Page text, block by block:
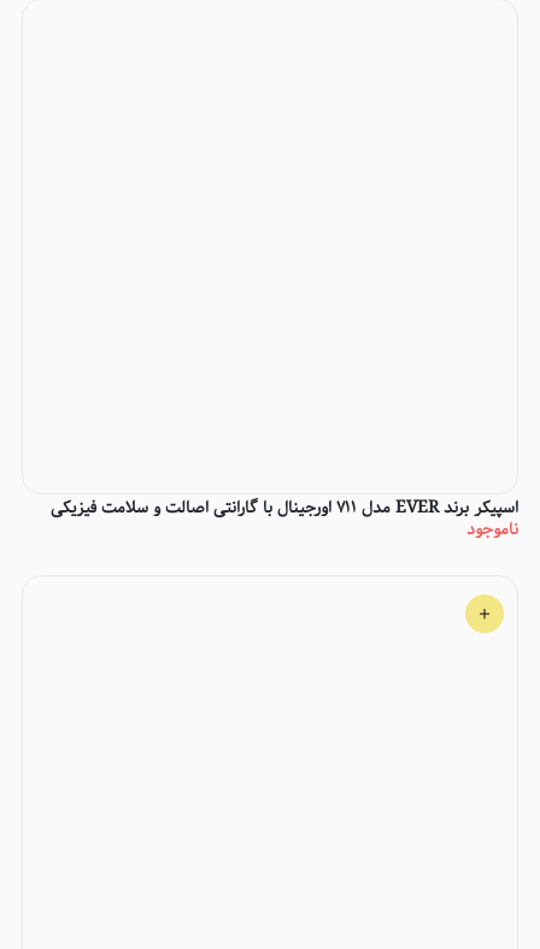
اسپیکر برند EVER مدل 711 اورجینال با گارانتی اصالت و سلامت فیزیکی
ناموجود